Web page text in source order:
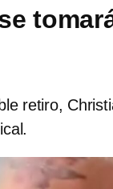
retiro,